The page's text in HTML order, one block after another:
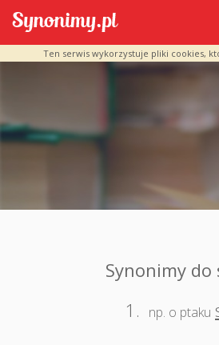
Ten serwis wykorzystuje pliki cookies,
Synonimy do
1.
np. o ptaku